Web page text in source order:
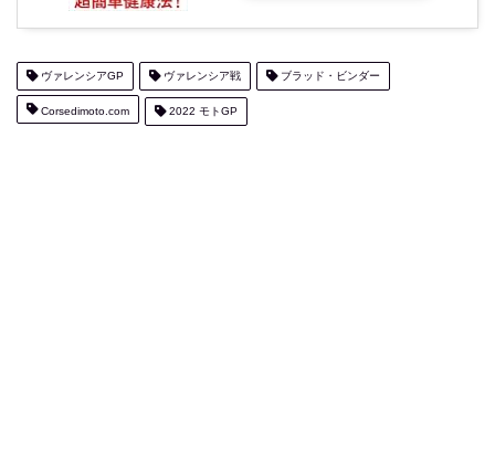
ヴァレンシアGP ヴァレンシア戦 ブラッド・ビンダー
Corsedimoto.com 2022 モトGP